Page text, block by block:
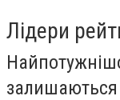
Лідери